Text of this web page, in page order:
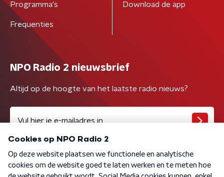
Programma's
Frequenties
Download de app
NPO Radio 2 nieuwsbrief
Altijd op de hoogte van het laatste radio nieuws?